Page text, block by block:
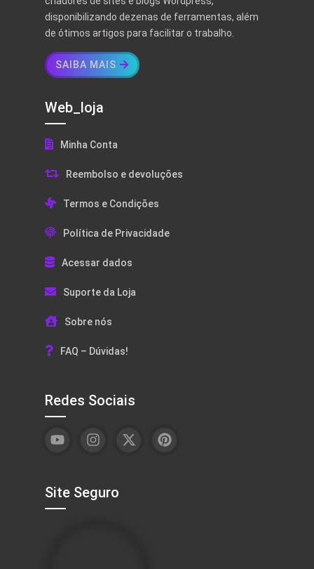
disponibilizando dezenas de ferramentas, além
de ótimos artigos para facilitar o trabalho.
SAIBA MAIS
Web_loja
Minha Conta
Reembolso e devoluções
Termos e Condições
Política de Privacidade
Acessar dados
Suporte da Loja
Sobre nós
FAQ – Dúvidas!
Redes Sociais
Site Seguro